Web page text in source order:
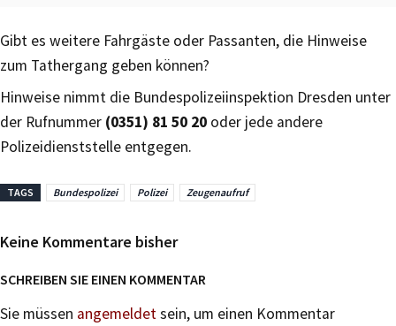
Gibt es weitere Fahrgäste oder Passanten, die Hinweise
zum Tathergang geben können?
Hinweise nimmt die Bundespolizeiinspektion Dresden unter
der Rufnummer (0351) 81 50 20 oder jede andere
Polizeidienststelle entgegen.
TAGS Bundespolizei Polizei Zeugenaufruf
Keine Kommentare bisher
SCHREIBEN SIE EINEN KOMMENTAR
Sie müssen angemeldetsein, um einen Kommentar